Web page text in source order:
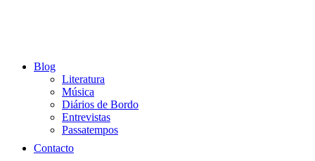
Blog
Literatura
Música
Diários de Bordo
Entrevistas
Passatempos
Contacto